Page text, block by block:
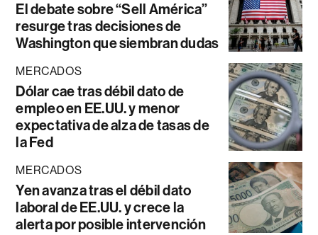
El debate sobre “Sell América”
resurge tras decisiones de
Washington que siembran dudas
MERCADOS
Dólar cae tras débil dato de
empleo en EE.UU. y menor
expectativa de alza de tasas de
la Fed
MERCADOS
Yen avanza tras el débil dato
laboral de EE.UU. y crece la
alerta por posible intervención